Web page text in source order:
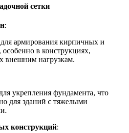
сетки
:
для армирования кирпичных и
в конструкциях,
внешним нагрузкам.
укрепления фундамента, что
для зданий с тяжелыми
конструкций: